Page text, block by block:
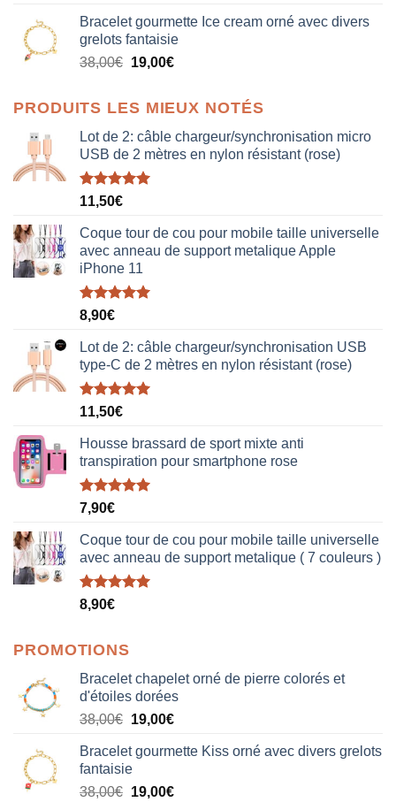
initial
était :
38,00€.
actuel
est :
19,00€.
Bracelet gourmette Ice cream orné avec divers
grelots fantaisie
38,00€ Le
était :
38,00€.
19,00€Le
est :
19,00€.
PRODUITS LES MIEUX NOTÉS
Lot de 2: câble chargeur/synchronisation micro
USB de 2 mètres en nylon résistant (rose)
Note5.00
11,50€
Coque tour de cou pour mobile taille universelle
avec anneau de support metalique Apple
iPhone 11
Note5.00
8,90€
Lot de 2: câble chargeur/synchronisation USB
type-C de 2 mètres en nylon résistant (rose)
Note5.00
11,50€
Housse brassard de sport mixte anti
transpiration pour smartphone rose
Note5.00
7,90€
Coque tour de cou pour mobile taille universelle
avec anneau de support metalique ( 7 couleurs )
Note5.00
8,90€
PROMOTIONS
Bracelet chapelet orné de pierre colorés et
d'étoiles dorées
38,00€ Le
initial
était :
38,00€.
19,00€Le
actuel
19,00€.
Bracelet gourmette Kiss orné avec divers grelots
fantaisie
38,00€ Le
19,00€Le